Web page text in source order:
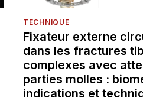
TECHNIQUE
Fixateur externe
dans les fractures
complexes avec
parties molles :
indications et